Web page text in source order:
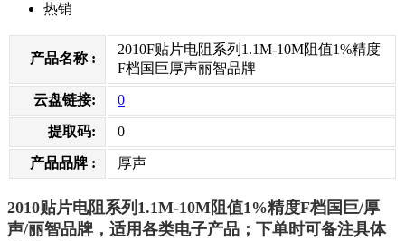
热销
产品名称 :
2010F贴片电阻系列1.1M-10M阻值1%精度
F档国巨厚声丽智品牌
云盘链接: 0
提取码: 0
产品品牌 : 厚声
2010贴片电阻系列1.1M-10M阻值1%精度F档国巨/厚
声/丽智品牌， 适用各类电子产品；下单时可备注具体